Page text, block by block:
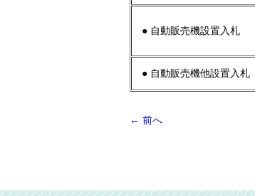
● 自動販売機設置入札
● 自動販売機他設置入札
← 前へ